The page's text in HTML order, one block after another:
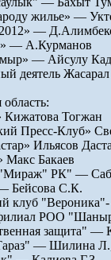
жилье» —
—
— А.Курманов
— Айсулу
деятель
Тогжан
Пресс-Клуб»
Ильясов
Бакаев
РК" —
С.К.
клуб
РОО
защита" —
— Шилина